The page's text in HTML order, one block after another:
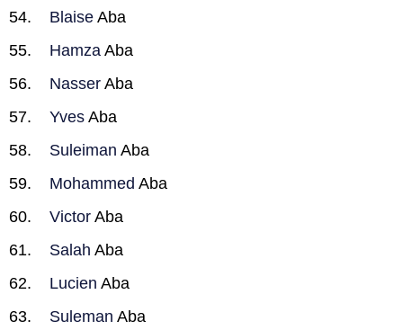
Blaise Aba
Hamza Aba
Nasser Aba
Yves Aba
Suleiman Aba
Mohammed Aba
Victor Aba
Salah Aba
Lucien Aba
Suleman Aba